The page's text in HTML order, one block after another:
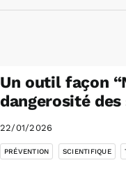
Un outil façon
dangerosité
22/01/2026
PRÉVENTION SCIENTIFIQUE